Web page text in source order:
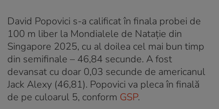
David Popovici s-a calificat în finala probei de
100 m liber la Mondialele de Natație din
Singapore 2025, cu al doilea cel mai bun timp
din semifinale – 46,84 secunde. A fost
devansat cu doar 0,03 secunde de americanul
Jack Alexy (46,81). Popovici va pleca în finală
de pe culoarul 5, conform GSP.